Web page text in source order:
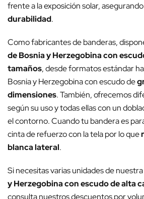
frente a la exposición solar,
durabilidad.
Como fabricantes de banderas,
de Bosnia y Herzegobina con
tamaños, desde formatos estándar
Bosnia y Herzegobina con escudo de
dimensiones. También, ofrecemos
según su uso y todas ellas con un
el contorno. Cuando tu bandera es
cinta de refuerzo con la tela por lo que
blanca lateral.
Si necesitas varias unidades de nuestra
y Herzegobina con escudo de alta